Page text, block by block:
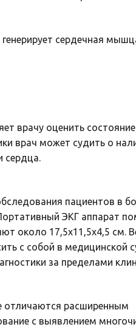
сердечная
врачу оценить
врач может судить о
сердца.
пациентов в
ЭКГ аппарат
около 17,5х11,5х4,5 см.
с собой в медицинской
за пределами
отличаются расширенным
с выявлением